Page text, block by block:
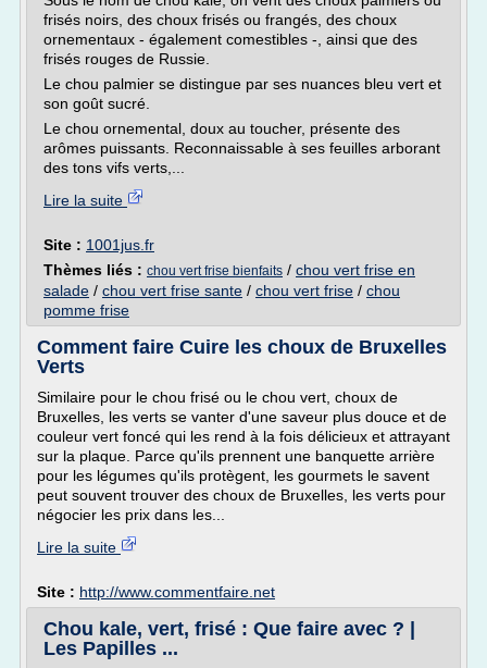
frisés noirs, des choux frisés ou frangés, des choux
ornementaux - également comestibles -, ainsi que des
frisés rouges de Russie.
Le chou palmier se distingue par ses nuances bleu vert et
son goût sucré.
Le chou ornemental, doux au toucher, présente des
arômes puissants. Reconnaissable à ses feuilles arborant
des tons vifs verts,...
Lire la suite
Site : 1001jus.fr
Thèmes liés : chou vert frise bienfaits / chou vert frise en
salade / chou vert frise sante / chou vert frise / chou
pomme frise
Comment faire Cuire les choux de Bruxelles
Verts
Similaire pour le chou frisé ou le chou vert, choux de
Bruxelles, les verts se vanter d'une saveur plus douce et de
couleur vert foncé qui les rend à la fois délicieux et attrayant
sur la plaque. Parce qu'ils prennent une banquette arrière
pour les légumes qu'ils protègent, les gourmets le savent
peut souvent trouver des choux de Bruxelles, les verts pour
négocier les prix dans les...
Lire la suite
Site : http://www.commentfaire.net
Chou kale, vert, frisé : Que faire avec ? |
Les Papilles ...